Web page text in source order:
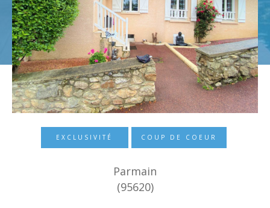
EXCLUSIVITÉ COUP DE COEUR
Parmain
(95620)
Budget
Surface
Surface
Pièces
Pièces
AFFINER LES CRITÈRES